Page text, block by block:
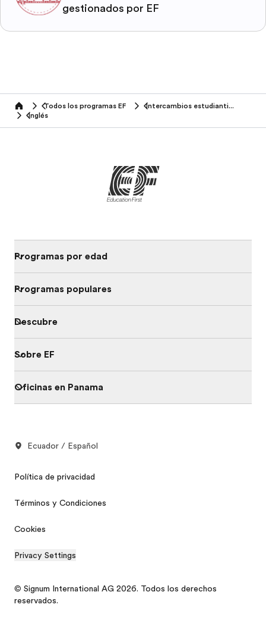
gestionados por EF
home Todos los programas EF
Intercambios estudiantiles
Inglés
Programas por edad
Programas populares
Descubre
Sobre EF
Oficinas en Panama
Ecuador / Español
Política de privacidad
Términos y Condiciones
Cookies
Privacy Settings
© Signum International AG 2026. Todos los derechos
reservados.